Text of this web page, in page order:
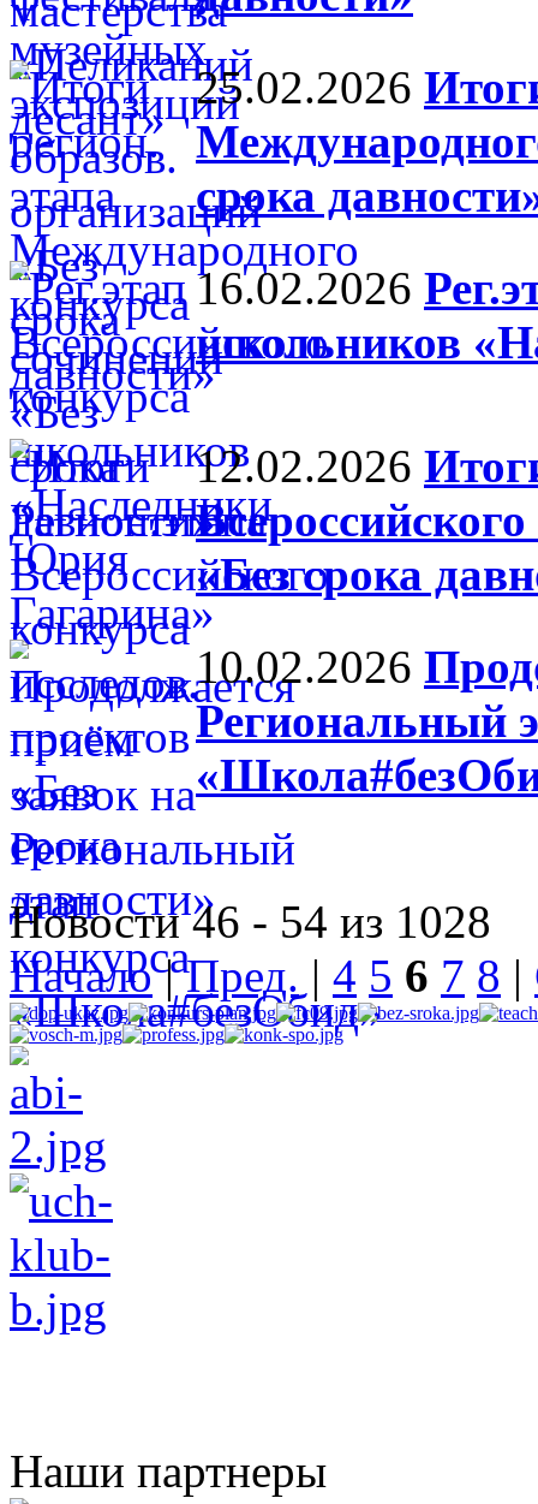
25.02.2026
срока
16.02.2026
школьников
12.02.2026
«Без срока
10.02.2026
Региональный
Новости 46 - 54 из 1028
Начало|Пред. | 4 5 6 7 8 |
Наши партнеры